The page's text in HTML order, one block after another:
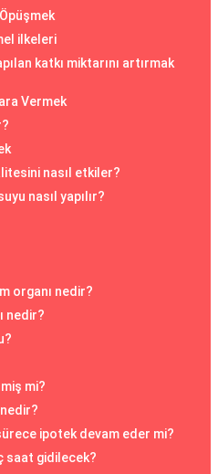
ilkeleri
katkı miktarını artırmak
Vermek
nasıl etkiler?
nasıl yapılır?
organı nedir?
nedir?
mi?
ipotek devam eder mi?
saat gidilecek?